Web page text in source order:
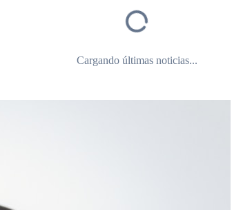
Cargando últimas noticias...